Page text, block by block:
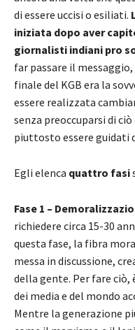
di essere uccisi o esiliati.
iniziata dopo aver
giornalisti indiani pro
far passare il
finale del KGB era la
essere realizzata
senza preoccuparsi di
piuttosto essere guidati
Egli elenca quattro fasi
Fase 1 –
richiedere circa 15-30
questa fase, la fibra
messa in discussione,
della gente. Per fare ciò,
dei media e del mondo
Mentre la generazione